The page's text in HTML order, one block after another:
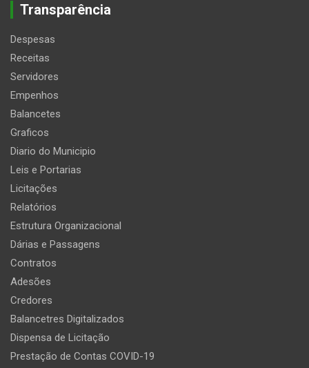
Transparência
Despesas
Receitas
Servidores
Empenhos
Balancetes
Graficos
Diario do Municipio
Leis e Portarias
Licitações
Relatórios
Estrutura Organizacional
Dárias e Passagens
Contratos
Adesões
Credores
Balancetres Digitalizados
Dispensa de Licitação
Prestação de Contas COVID-19